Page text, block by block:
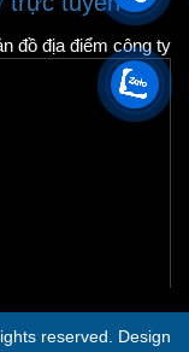
đồ địa điểm công ty
reserved. Design